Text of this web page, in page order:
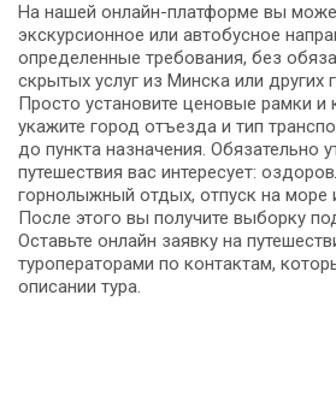
На нашей онлайн-платформе вы
экскурсионное или автобусное
определенные требования, без
скрытых услуг из Минска или других
Просто установите ценовые рамки и
укажите город отъезда и тип
до пункта назначения. Обязательно
путешествия вас интересует:
горнолыжный отдых, отпуск на море
После этого вы получите выборку
Оставьте онлайн заявку на
туроператорами по контактам,
описании тура.